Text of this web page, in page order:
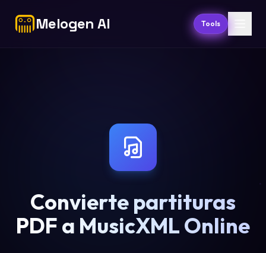
Melogen AI Tools
Convierte partituras
PDF a MusicXML Online